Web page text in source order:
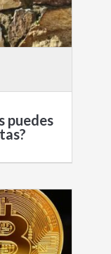
puedes